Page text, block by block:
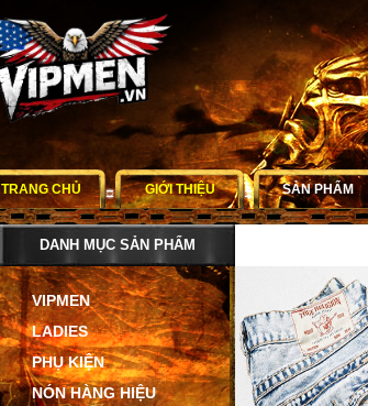
TRANG CHỦ GIỚI THIỆU SẢN PHẨM
DANH MỤC SẢN PHẨM
VIPMEN
LADIES
PHỤ KIỆN
NÓN HÀNG HIỆU